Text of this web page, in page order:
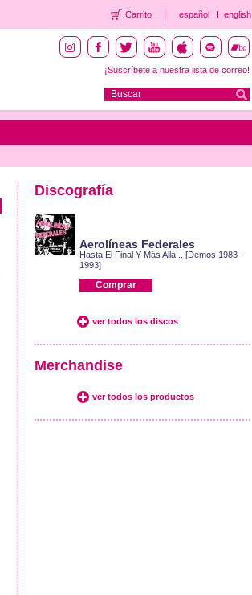
Carrito español english
¡Suscríbete a nuestra lista de correo!
Discografía
Aerolíneas Federales
Hasta El Final Y Más Allá... [Demos 1983-
1993]
Comprar
ver todos los discos
Merchandise
ver todos los productos